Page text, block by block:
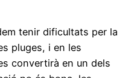
tenir dificultats per la
pluges, i en les
convertirà en un dels